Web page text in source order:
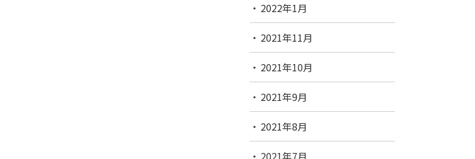
2022年1月
2021年11月
2021年10月
2021年9月
2021年8月
2021年7月